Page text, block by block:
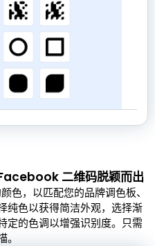
二维码脱颖而出
色，以匹配您的品牌调色板、
纯色以获得简洁外观，选择渐
定的色调以增强识别度。只需